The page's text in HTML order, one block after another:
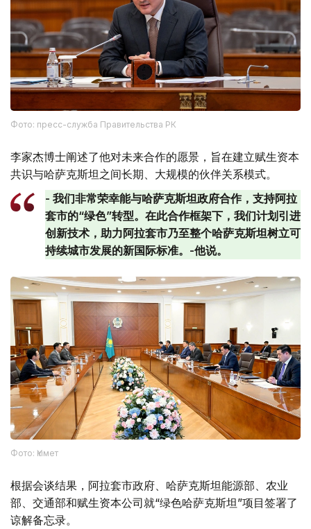
Фото: пресс-служба Правительства РК
李家杰博士阐述了他对未来合作的愿景，旨在建立赋生资本
共识与哈萨克斯坦之间长期、大规模的伙伴关系模式。
- 我们非常荣幸能与哈萨克斯坦政府合作，支持阿拉
套市的“绿色”转型。在此合作框架下，我们计划引进
创新技术，助力阿拉套市乃至整个哈萨克斯坦树立可
持续城市发展的新国际标准。-他说。
Фото: Үкімет
根据会谈结果，阿拉套市政府、哈萨克斯坦能源部、农业
部、交通部和赋生资本公司就“绿色哈萨克斯坦”项目签署了
谅解备忘录。